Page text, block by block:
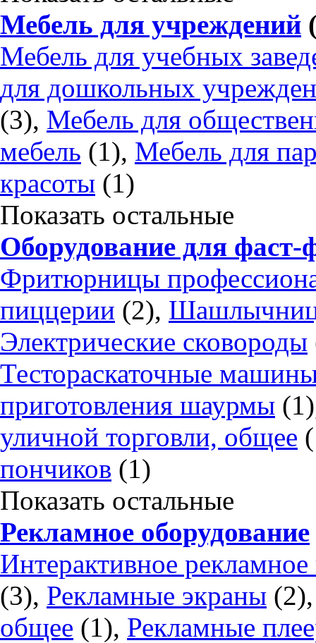
Мебель для учреждений
Мебель для учебных
для дошкольных
(3), Мебель для
мебель (1), Мебель для
красоты (1)
Показать остальные
Оборудование для фаст-
Фритюрницы
пиццерии (2),
Электрические сковороды
Тестораскаточные
приготовления шаурмы
уличной торговли, общее
пончиков (1)
Показать остальные
Рекламное оборудование
Интерактивное
(3), Рекламные экраны
общее (1), Рекламные